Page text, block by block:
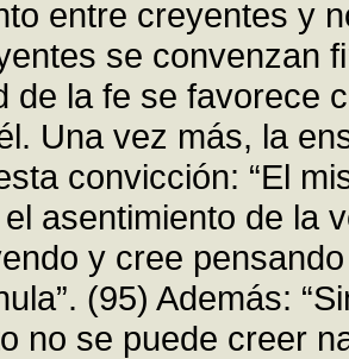
entre creyentes y
se convenzan
de la fe se favorece
Una vez más, la
convicción: “El
asentimiento de la
y cree
(95) Además:
no se puede creer